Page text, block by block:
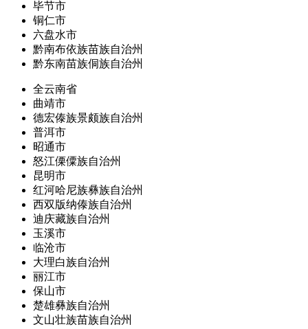
毕节市
铜仁市
六盘水市
黔南布依族苗族自治州
黔东南苗族侗族自治州
全云南省
曲靖市
德宏傣族景颇族自治州
普洱市
昭通市
怒江傈僳族自治州
昆明市
红河哈尼族彝族自治州
西双版纳傣族自治州
迪庆藏族自治州
玉溪市
临沧市
大理白族自治州
丽江市
保山市
楚雄彝族自治州
文山壮族苗族自治州